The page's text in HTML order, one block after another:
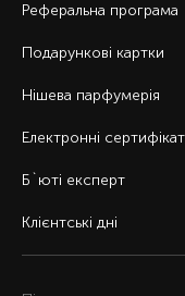
Реферальна програма
Подарункові картки
Нішева парфумерія
Електронні
Б`юті експерт
Клієнтські дні